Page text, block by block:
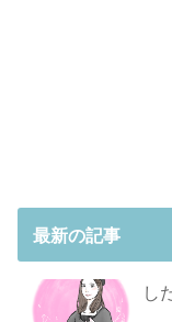
最新の記事
し